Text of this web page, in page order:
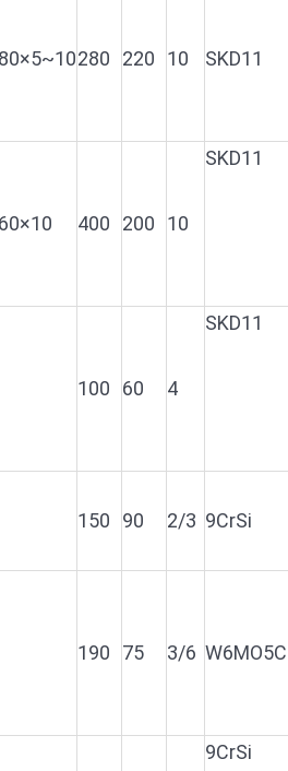
280 220 10 SKD11
400 200 10
SKD11
100 60 4
SKD11
150 90 2/3 9CrSi
190 75 3/6
9CrSi